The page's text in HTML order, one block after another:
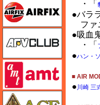
・「
●バラ
ファ
●吸血
・「
●ハン・
■ AIR
● 川崎 三
AFVクラブ